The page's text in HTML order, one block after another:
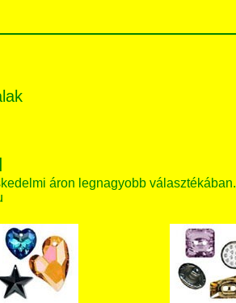
áron legnagyobb választékában.